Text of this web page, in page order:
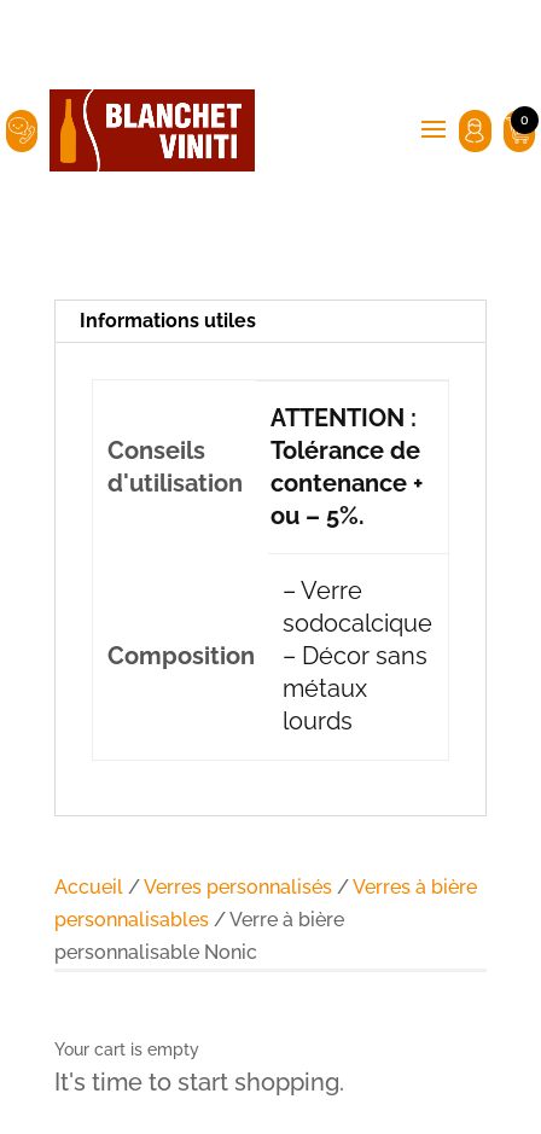
0
Informations utiles
Conseils
d'utilisation
ATTENTION :
Tolérance de
contenance +
ou – 5%.
Composition
– Verre
sodocalcique
– Décor sans
métaux
lourds
Accueil/Verres personnalisés/Verres à bière
personnalisables/ Verre à bière
personnalisable Nonic
Your cart is empty
It's time to start shopping.